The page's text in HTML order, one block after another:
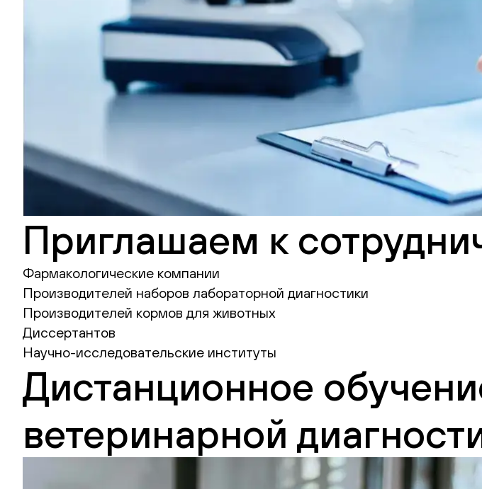
Приглашаем к
Фармакологические компании
Производителей наборов лабораторной диагностики
Производителей кормов для животных
Диссертантов
Научно-исследовательские институты
Дистанционное
ветеринарной